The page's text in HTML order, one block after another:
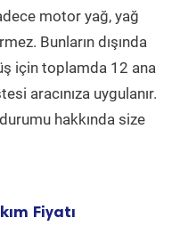
motor yağ, yağ
Bunların dışında
için toplamda 12 ana
aracınıza uygulanır.
hakkında size
Fiyatı